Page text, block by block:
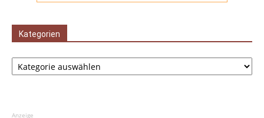
Kategorien
Kategorien
Anzeige